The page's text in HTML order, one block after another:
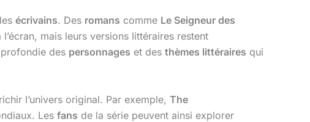
écrivains. Des romans comme Le Seigneur des
mais leurs versions littéraires restent
des personnages et des thèmes littéraires qui
l’univers original. Par exemple, The
Les fans de la série peuvent ainsi explorer